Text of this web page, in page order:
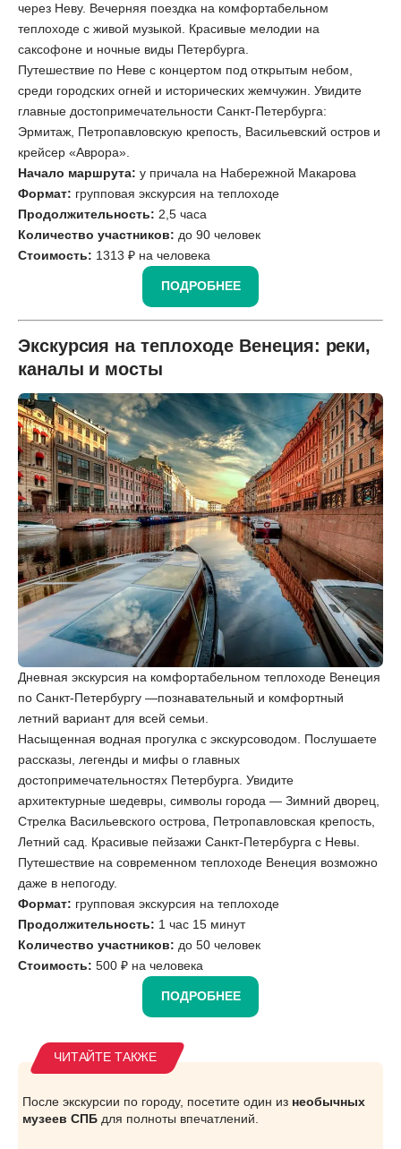
через Неву. Вечерняя поездка на комфортабельном
теплоходе с живой музыкой. Красивые мелодии на
саксофоне и ночные виды Петербурга.
Путешествие по Неве с концертом под открытым небом,
среди городских огней и исторических жемчужин. Увидите
главные достопримечательности Санкт-Петербурга:
Эрмитаж, Петропавловскую крепость, Васильевский остров и
крейсер «Аврора».
Начало маршрута: у причала на Набережной Макарова
Формат: групповая экскурсия на теплоходе
Продолжительность: 2,5 часа
Количество участников: до 90 человек
Стоимость: 1313 ₽ на человека
ПОДРОБНЕЕ
Экскурсия на теплоходе Венеция: реки,
каналы и мосты
Дневная экскурсия на комфортабельном теплоходе Венеция
по Санкт-Петербургу ­­­­­­­­­­—познавательный и комфортный
летний вариант для всей семьи.
Насыщенная водная прогулка с экскурсоводом. Послушаете
рассказы, легенды и мифы о главных
достопримечательностях Петербурга. Увидите
архитектурные шедевры, символы города — Зимний дворец,
Стрелка Васильевского острова, Петропавловская крепость,
Летний сад. Красивые пейзажи Санкт-Петербурга с Невы.
Путешествие на современном теплоходе Венеция возможно
даже в непогоду.
Формат: групповая экскурсия на теплоходе
Продолжительность: 1 час 15 минут
Количество участников: до 50 человек
Стоимость: 500 ₽ на человека
ПОДРОБНЕЕ
После экскурсии по городу, посетите один из необычных
музеев СПБ для полноты впечатлений.